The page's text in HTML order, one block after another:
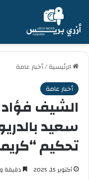
الرئيسية/أخبار عامة
أخبار عامة
الشيف
سعيد
تحكيم “كريماي 2025”
أكتوبر 15, 2025 دقيقة